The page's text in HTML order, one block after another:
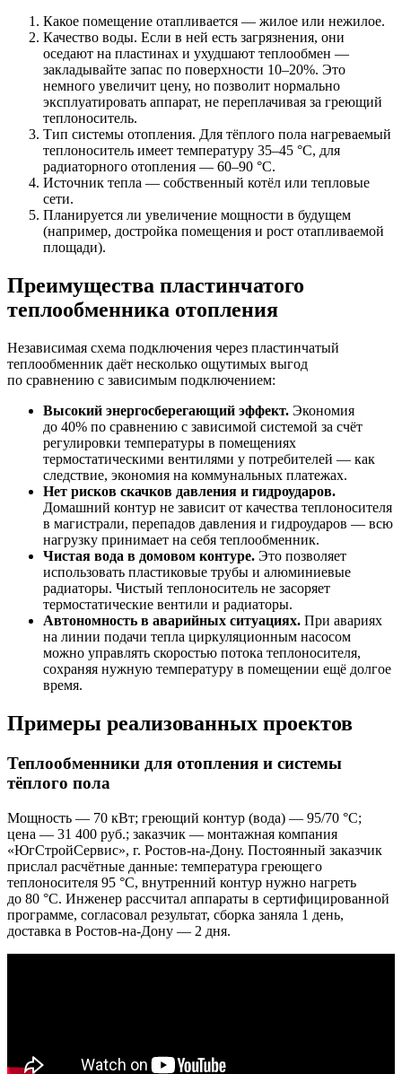
Какое помещение отапливается — жилое или нежилое.
Качество воды. Если в ней есть загрязнения, они
оседают на пластинах и ухудшают теплообмен —
закладывайте запас по поверхности 10–20%. Это
немного увеличит цену, но позволит нормально
эксплуатировать аппарат, не переплачивая за греющий
теплоноситель.
Тип системы отопления. Для тёплого пола нагреваемый
теплоноситель имеет температуру 35–45 °C, для
радиаторного отопления — 60–90 °C.
Источник тепла — собственный котёл или тепловые
сети.
Планируется ли увеличение мощности в будущем
(например, достройка помещения и рост отапливаемой
площади).
Преимущества пластинчатого
теплообменника отопления
Независимая схема подключения через пластинчатый
теплообменник даёт несколько ощутимых выгод
по сравнению с зависимым подключением:
Высокий энергосберегающий эффект. Экономия
до 40% по сравнению с зависимой системой за счёт
регулировки температуры в помещениях
термостатическими вентилями у потребителей — как
следствие, экономия на коммунальных платежах.
Нет рисков скачков давления и гидроударов.
Домашний контур не зависит от качества теплоносителя
в магистрали, перепадов давления и гидроударов — всю
нагрузку принимает на себя теплообменник.
Чистая вода в домовом контуре. Это позволяет
использовать пластиковые трубы и алюминиевые
радиаторы. Чистый теплоноситель не засоряет
термостатические вентили и радиаторы.
Автономность в аварийных ситуациях. При авариях
на линии подачи тепла циркуляционным насосом
можно управлять скоростью потока теплоносителя,
сохраняя нужную температуру в помещении ещё долгое
время.
Примеры реализованных проектов
Теплообменники для отопления и системы
тёплого пола
Мощность — 70 кВт; греющий контур (вода) — 95/70 °C;
цена — 31 400 руб.; заказчик — монтажная компания
«ЮгСтройСервис», г. Ростов-на-Дону. Постоянный заказчик
прислал расчётные данные: температура греющего
теплоносителя 95 °C, внутренний контур нужно нагреть
до 80 °C. Инженер рассчитал аппараты в сертифицированной
программе, согласовал результат, сборка заняла 1 день,
доставка в Ростов-на-Дону — 2 дня.